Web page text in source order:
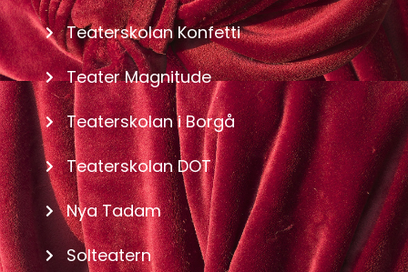
Teaterskolan Konfetti
Teater Magnitude
Teaterskolan i Borgå
Teaterskolan DOT
Nya Tadam
Solteatern